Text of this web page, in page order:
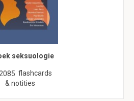
seksuologie
2085 flashcards
& notities